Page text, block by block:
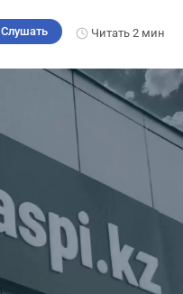
Слушать Читать 2 мин